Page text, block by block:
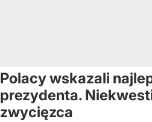
Polacy wskazali
prezydenta.
zwycięzca